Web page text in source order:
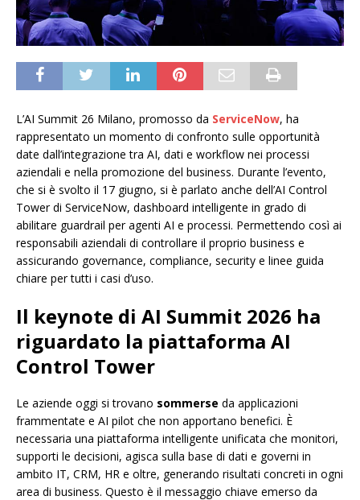
L’AI Summit 26 Milano, promosso da ServiceNow, ha
rappresentato un momento di confronto sulle opportunità
date dall’integrazione tra AI, dati e workflow nei processi
aziendali e nella promozione del business. Durante l’evento,
che si è svolto il 17 giugno, si è parlato anche dell’AI Control
Tower di ServiceNow, dashboard intelligente in grado di
abilitare guardrail per agenti AI e processi. Permettendo così ai
responsabili aziendali di controllare il proprio business e
assicurando governance, compliance, security e linee guida
chiare per tutti i casi d’uso.
Il keynote di AI Summit 2026 ha
riguardato la piattaforma AI
Control Tower
Le aziende oggi si trovano sommerse da applicazioni
frammentate e AI pilot che non apportano benefici. È
necessaria una piattaforma intelligente unificata che monitori,
supporti le decisioni, agisca sulla base di dati e governi in
ambito IT, CRM, HR e oltre, generando risultati concreti in ogni
area di business. Questo è il messaggio chiave emerso da